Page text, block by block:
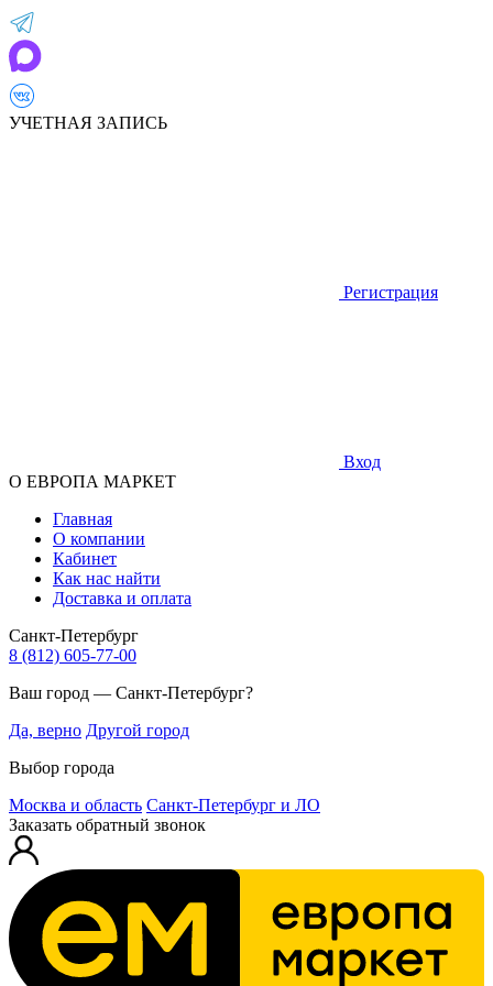
УЧЕТНАЯ ЗАПИСЬ
Регистрация
Вход
О ЕВРОПА МАРКЕТ
Главная
О компании
Кабинет
Как нас найти
Доставка и оплата
Санкт-Петербург
8 (812) 605-77-00
Ваш город — Санкт-Петербург?
Да, верно Другой город
Выбор города
Москва и область Санкт-Петербург и ЛО
Заказать обратный звонок